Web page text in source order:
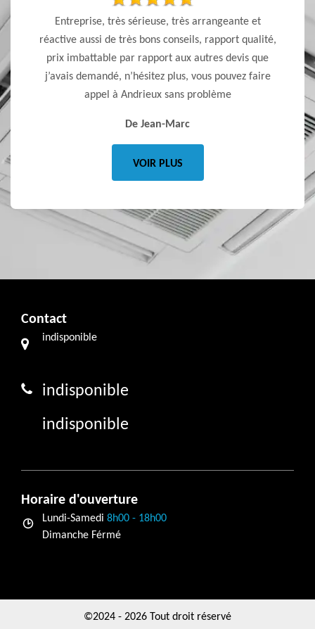
Entreprise, très sérieuse, très arrangeante et
réactive aussi de très bons conseils, rapport qualité,
prix imbattable par rapport aux autres devis que
j’avais demandé, n’hésitez plus, vous pouvez faire
appel à Andrieux sans problème
De Jean-Marc
VOIR PLUS
Contact
indisponible
indisponible
indisponible
Horaire d'ouverture
Lundi-Samedi 8h00 - 18h00
Dimanche Férmé
©2024 - 2026 Tout droit réservé